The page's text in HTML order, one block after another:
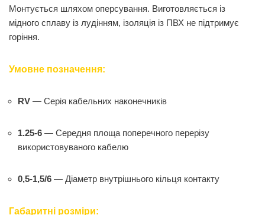
Монтується шляхом оперсування. Виготовляється із
мідного сплаву із лудінням, ізоляція із ПВХ не підтримує
горіння.
Умовне позначення:
RV — Серія кабельних наконечників
1.25-6 — Середня площа поперечного перерізу
використовуваного кабелю
0,5-1,5/6 — Діаметр внутрішнього кільця контакту
Габаритні розміри: